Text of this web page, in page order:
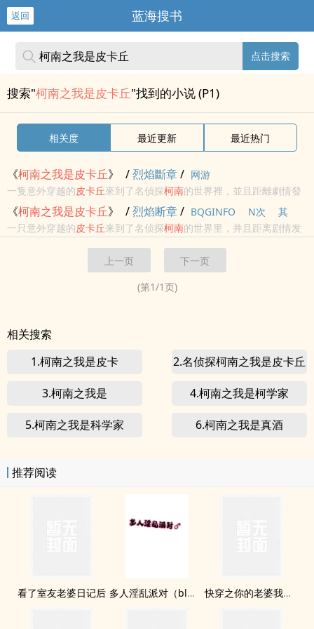
返回 蓝海搜书
点击搜索
搜索"柯南之我是皮卡丘"找到的小说 (P1)
相关度 最近更新 最近热门
《柯南之我是皮卡丘》 /烈焰斷章/ 网游
一隻意外穿越的皮卡丘來到了名偵探柯南的世界裡，並且距離劇情發
生的年代，差了六百年。 趁這六百年的時間，先努力變成人類再說
吧！ 至於在這個過程之中會發生什麼事情，那就不是他可以預料的...
《柯南之我是皮卡丘》 /烈焰断章/ BQGINFO N次
其
他
历史 网游 言情 轻小说
一只意外穿越的皮卡丘来到了名侦探柯南的世界里，并且距离剧情发
生的年代，差了六百年。 趁这六百年的时间，先努力变成人类再说
吧！ 至于在这个过程之中会发生什么事情，那就不是他可以预料的...
上一页
下一页
(第1/1页)
相关搜索
1.柯南之我是皮卡
2.名侦探柯南之我是皮卡丘
3.柯南之我是 4.柯南之我是柯学家
5.柯南之我是科学家 6.柯南之我是真酒
推荐阅读
看了室友老婆日记后 多人淫乱派对（bl肉无剧情） 快穿之你的老婆我来插